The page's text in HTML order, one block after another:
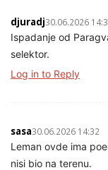
djuradj30.06.2026
Ispadanje od
selektor.
Log in to Reply
sasa30.06.2026 14:32
Leman ovde ima
nisi bio na terenu.